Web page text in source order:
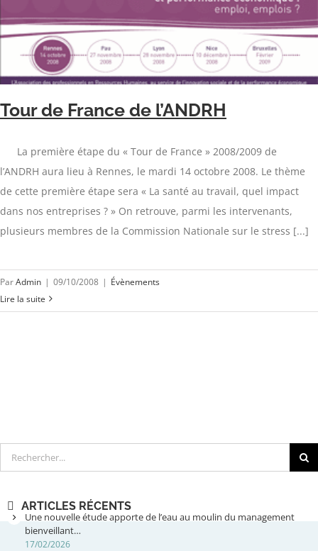
Tour de France de l’ANDRH
La première étape du « Tour de France » 2008/2009 de
l’ANDRH aura lieu à Rennes, le mardi 14 octobre 2008. Le thème
de cette première étape sera « La santé au travail, quel impact
dans nos entreprises ? » On retrouve, parmi les intervenants,
plusieurs membres de la Commission Nationale sur le stress [...]
ParAdmin | 09/10/2008 | Évènements
Lire la suite
Rechercher
ARTICLES RÉCENTS
Une nouvelle étude apporte de l’eau au moulin du management
bienveillant…
17/02/2026